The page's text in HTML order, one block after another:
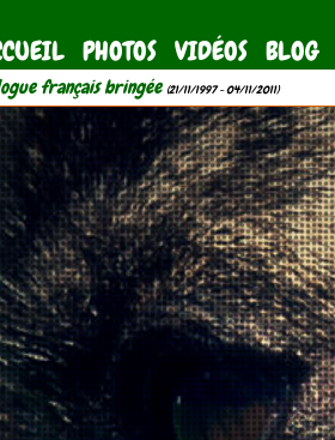
PHOTOS VIDÉOS BLOG
français bringée (21/11/1997 - 04/11/2011)